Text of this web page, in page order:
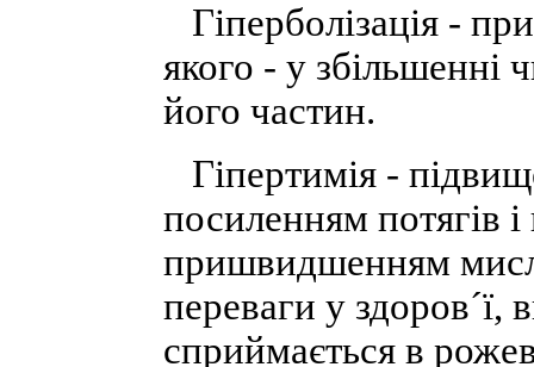
Гіперболізація -
якого - у збільшенні
його частин.
Гіпертимія -
посиленням потягів
пришвидшенням
переваги у здоров´ї,
сприймається в